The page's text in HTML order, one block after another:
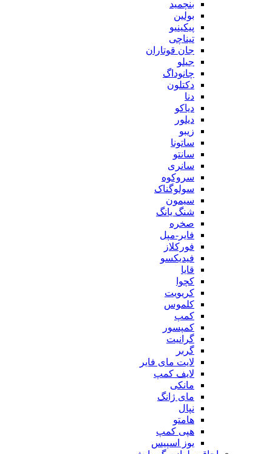
بنچمید
بولین
پیکینیو
تیناچی
جان قوتاران
جیلو
چانوداگ
دکتلون
دنا
دیاکو
دیلور
زیبو
ساتونا
سانتو
سانری
سروکوه
سولوگناک
سیمون
شنگ یانگ
صخره
فایر-مپل
فورکلاز
فیدیکسو
قایا
کچوا
کریویت
کلموس
کمپ
کمپسور
گرانیت
گربر
لایت مای فایر
لایف کمپ
مانکی
مای ژانگ
نپال
هامتو
هپی کمپ
یوز اسپیس